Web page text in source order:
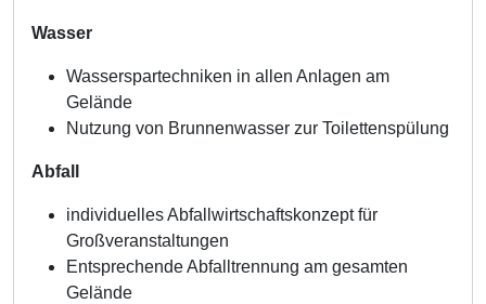
Wasser
Wasserspartechniken in allen Anlagen am
Gelände
Nutzung von Brunnenwasser zur Toilettenspülung
Abfall
individuelles Abfallwirtschaftskonzept für
Großveranstaltungen
Entsprechende Abfalltrennung am gesamten
Gelände